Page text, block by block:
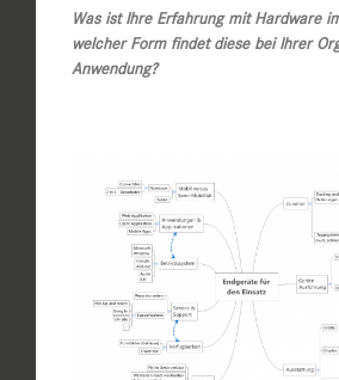
Was ist Ihre Erfahrung mit Hardware
welcher Form findet diese bei Ihrer
Anwendung?